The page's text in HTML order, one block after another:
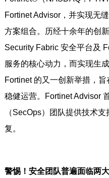
Fortinet Advisor，并实现无
方案组合。历经十余年的创
Security Fabric 安全平台及
服务的核心动力，而实现生
Fortinet 的又一创新举措，
稳健运营。Fortinet Advisor
（SecOps）团队提供技术
复。
警惕！安全团队普遍面临两